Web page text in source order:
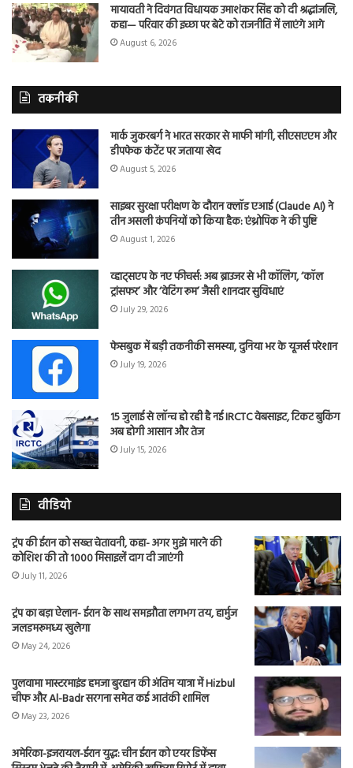
मायावती ने दिवंगत विधायक उमाशंकर सिंह को दी श्रद्धांजलि,
कहा— परिवार की इच्छा पर बेटे को राजनीति में लाएंगे आगे
August 6, 2026
तकनीकी
मार्क जुकरबर्ग ने भारत सरकार से माफी मांगी, सीएसएएम और
डीपफेक कंटेंट पर जताया खेद
August 5, 2026
साइबर सुरक्षा परीक्षण के दौरान क्लॉड एआई (Claude AI) ने
तीन असली कंपनियों को किया हैक: एंथ्रोपिक ने की पुष्टि
August 1, 2026
व्हाट्सएप के नए फीचर्स: अब ब्राउजर से भी कॉलिंग, ‘कॉल
ट्रांसफर’ और ‘वेटिंग रूम’ जैसी शानदार सुविधाएं
July 29, 2026
फेसबुक में बड़ी तकनीकी समस्या, दुनिया भर के यूजर्स परेशान
July 19, 2026
15 जुलाई से लॉन्च हो रही है नई IRCTC वेबसाइट, टिकट बुकिंग
अब होगी आसान और तेज
July 15, 2026
वीडियो
ट्रंप की ईरान को सख्त चेतावनी, कहा- अगर मुझे मारने की
कोशिश की तो 1000 मिसाइलें दाग दी जाएंगी
July 11, 2026
ट्रंप का बड़ा ऐलान- ईरान के साथ समझौता लगभग तय, हार्मुज
जलडमरूमध्य खुलेगा
May 24, 2026
पुलवामा मास्टरमाइंड हमजा बुरहान की अंतिम यात्रा में Hizbul
चीफ और Al-Badr सरगना समेत कई आतंकी शामिल
May 23, 2026
अमेरिका-इजरायल-ईरान युद्ध: चीन ईरान को एयर डिफेंस